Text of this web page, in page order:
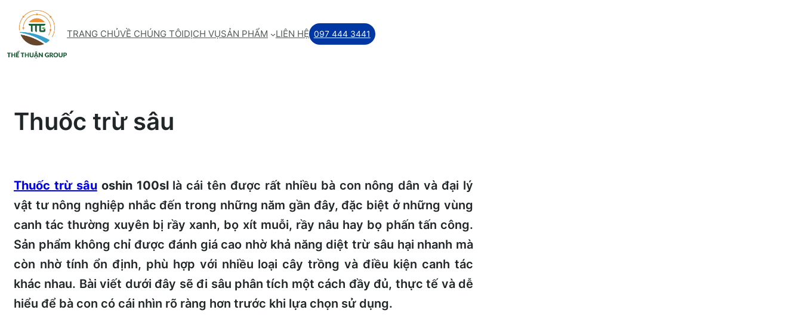
Skip
content
TRANG CHỦVỀ CHÚNG TÔIDỊCH VỤSẢN PHẨM LIÊN HỆ 097 444 3441
Thuốc trừ sâu
Thuốc trừ sâuoshin 100sllà cái tên được rất nhiều bà con nông dân và đại lý
vật tư nông nghiệp nhắc đến trong những năm gần đây, đặc biệt ở những vùng
canh tác thường xuyên bị rầy xanh, bọ xít muỗi, rầy nâu hay bọ phấn tấn công.
Sản phẩm không chỉ được đánh giá cao nhờ khả năng diệt trừ sâu hại nhanh mà
còn nhờ tính ổn định, phù hợp với nhiều loại cây trồng và điều kiện canh tác
khác nhau. Bài viết dưới đây sẽ đi sâu phân tích một cách đầy đủ, thực tế và dễ
hiểu để bà con có cái nhìn rõ ràng hơn trước khi lựa chọn sử dụng.